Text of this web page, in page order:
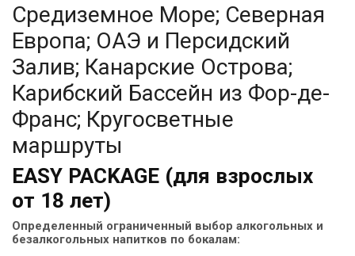
Средиземное Море; Северная
Европа; ОАЭ и Персидский
Залив; Канарские Острова;
Карибский Бассейн из Фор-де-
Франс; Кругосветные
маршруты
EASY PACKAGE (для взрослых
от 18 лет)
Определенный ограниченный выбор алкогольных и
безалкогольных напитков по бокалам: